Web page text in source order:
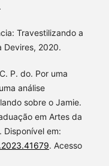
Travestilizando a
Devires, 2020.
P. do. Por uma
análise
sobre o Jamie.
em Artes da
Disponível em:
. Acesso